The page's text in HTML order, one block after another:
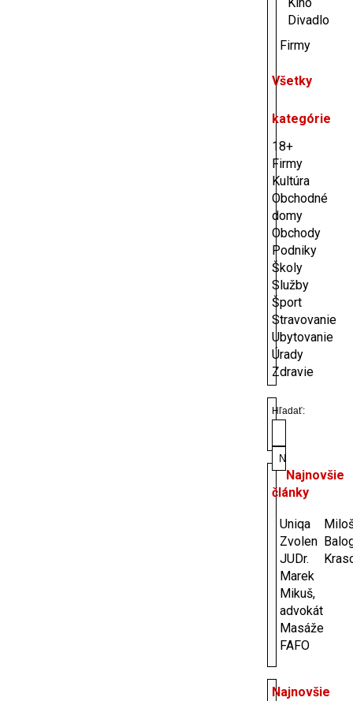
Divadlo
Firmy
Všetky
kategórie
18+
Firmy
Kultúra
Obchodné
domy
Obchody
Podniky
Školy
Služby
Šport
Stravovanie
Ubytovanie
Úrady
Zdravie
Hľadať:
Najnovšie
články
Uniqa
Zvolen
JUDr.
Marek
Mikuš,
advokát
Masáže
FAFO
Najnovšie